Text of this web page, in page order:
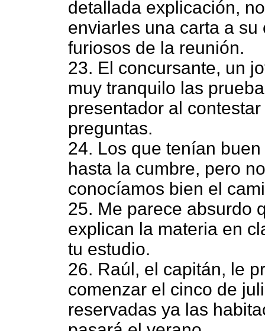
detallada explicación,
enviarles una carta a
furiosos de la reunión.
23. El concursante, un
muy tranquilo las
presentador al
preguntas.
24. Los que tenían
hasta la cumbre, pero
conocíamos bien el
25. Me parece absurdo
explican la materia en
tu estudio.
26. Raúl, el capitán, le
comenzar el cinco de
reservadas ya las